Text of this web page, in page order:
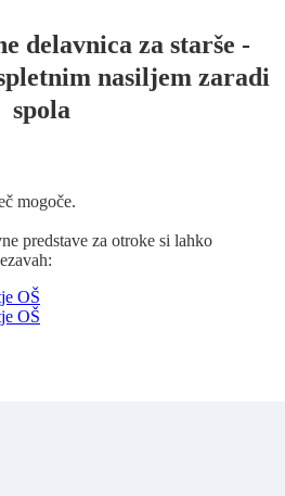
delavnica za starše -
nasiljem zaradi
spola
mogoče.
predstave za otroke si lahko
OŠ
OŠ